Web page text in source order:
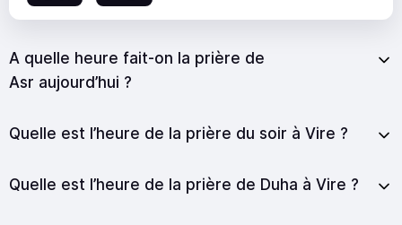
A quelle heure fait-on la prière de
Asr aujourd’hui ?
Quelle est l’heure de la prière du soir à Vire ?
Quelle est l’heure de la prière de Duha à Vire ?